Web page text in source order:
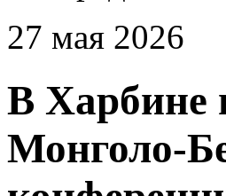
27 мая 2026
В Харбине
Монголо-